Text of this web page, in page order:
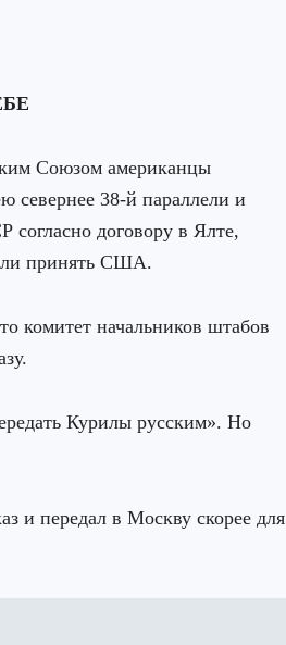
Союзом американцы
севернее 38-й параллели и
договору в Ялте,
принять США.
комитет начальников штабов
Курилы русским». Но
и передал в Москву скорее для